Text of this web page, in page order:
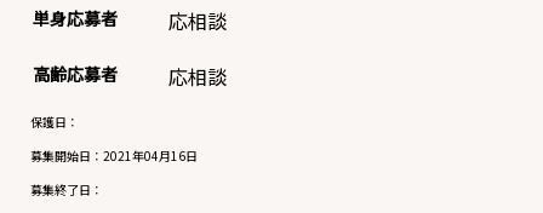
単身応募者 応相談
高齢応募者 応相談
保護日：
募集開始日： 2021年04月16日
募集終了日：